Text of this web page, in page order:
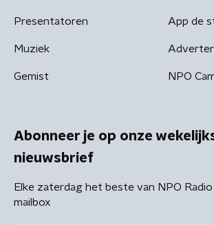
Presentatoren
Muziek
Gemist
App de
NPO
Abonneer je op onze
nieuwsbrief
Elke zaterdag het beste van NPO Radio
mailbox